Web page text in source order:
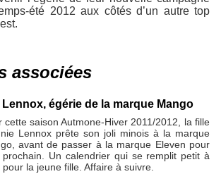
été 2012 aux côtés d’un autre top
associées
Lennox, égérie de la marque Mango
cette saison Autmone-Hiver 2011/2012, la fille
Lennox prête son joli minois à la marque
avant de passer à la marque Eleven pour
prochain. Un calendrier qui se remplit petit à
pour la jeune fille. Affaire à suivre.